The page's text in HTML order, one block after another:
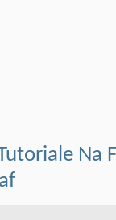
Na